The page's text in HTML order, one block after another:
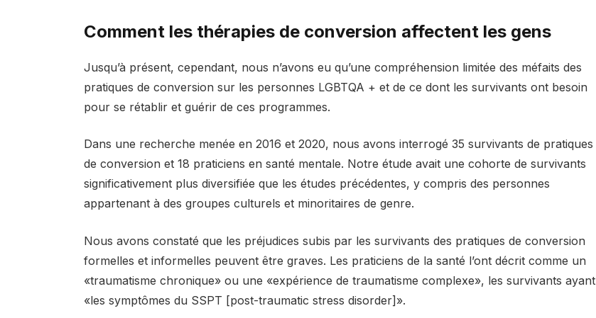
Comment les thérapies de conversion affectent les gens
Jusqu’à présent, cependant, nous n’avons eu qu’une compréhension limitée des méfaits des
pratiques de conversion sur les personnes LGBTQA + et de ce dont les survivants ont besoin
pour se rétablir et guérir de ces programmes.
Dans une recherche menée en 2016 et 2020, nous avons interrogé 35 survivants de pratiques
de conversion et 18 praticiens en santé mentale. Notre étude avait une cohorte de survivants
significativement plus diversifiée que les études précédentes, y compris des personnes
appartenant à des groupes culturels et minoritaires de genre.
Nous avons constaté que les préjudices subis par les survivants des pratiques de conversion
formelles et informelles peuvent être graves. Les praticiens de la santé l’ont décrit comme un
«traumatisme chronique» ou une «expérience de traumatisme complexe», les survivants ayant
«les symptômes du SSPT [post-traumatic stress disorder]».